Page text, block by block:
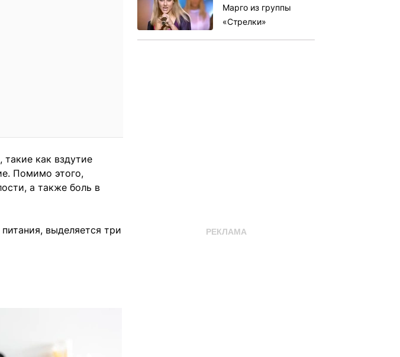
как вздутие
Помимо этого,
а также боль в
выделяется три
Марго из группы
«Стрелки»